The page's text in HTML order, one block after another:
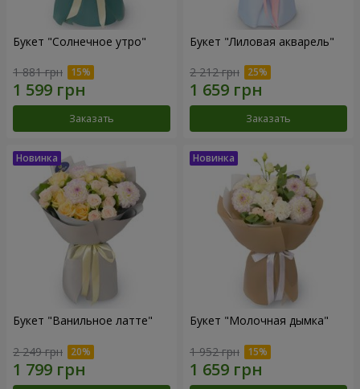
Букет "Солнечное утро"
1 881 грн
Заказать
Букет "Лиловая акварель"
2 212 грн
Заказать
Букет "Ванильное латте"
2 249 грн
Букет "Молочная дымка"
1 952 грн